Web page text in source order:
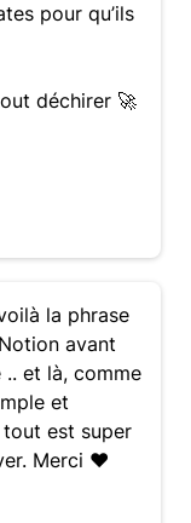
pour qu’ils
déchirer 🚀
la phrase
avant
et là, comme
et
est super
Merci ♥︎